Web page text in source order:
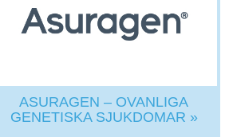
ASURAGEN – OVANLIGA
GENETISKA SJUKDOMAR »